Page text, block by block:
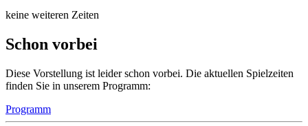
keine weiteren Zeiten
Schon vorbei
Diese Vorstellung ist leider schon vorbei. Die aktuellen Spielzeiten
finden Sie in unserem Programm:
Programm